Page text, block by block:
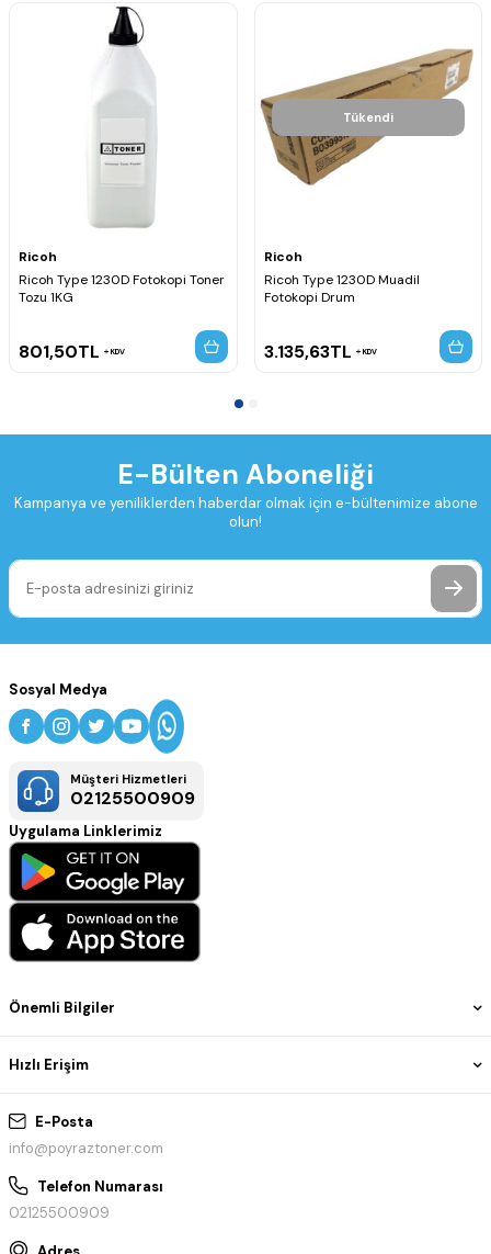
Ricoh
Ricoh Type 1230D Fotokopi Toner
Tozu 1KG
801,50TL KDV
Tükendi
Ricoh
Ricoh Type 1230D Muadil
Fotokopi Drum
3.135,63TL KDV
E-Bülten Aboneliği
Kampanya ve yeniliklerden haberdar olmak için e-bültenimize abone
olun!
E-Posta
info@poyraztoner.com
Telefon Numarası
02125500909
Önemli Bilgiler
Hızlı Erişim
Sosyal Medya
Müşteri Hizmetleri
02125500909
Uygulama Linklerimiz